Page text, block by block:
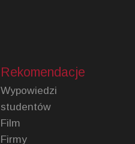
Rekomendacje
Wypowiedzi
studentów
Film
Firmy